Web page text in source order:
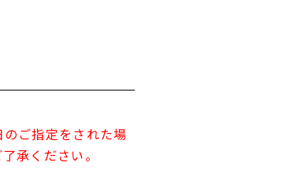
ご指定をされた場
承ください。